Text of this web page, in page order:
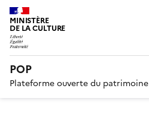
MINISTÈRE
DE LA CULTURE
POP
Plateforme ouverte du patrimoine